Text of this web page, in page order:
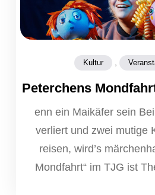
Kultur ,
Peterchens
enn ein Maikäfer sein
verliert und zwei mutige
reisen, wird’s
Mondfahrt“ im TJG ist